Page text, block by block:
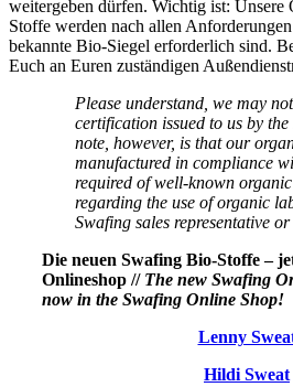
weitergeben dürfen. Wichtig ist: Unsere
Stoffe werden nach allen
bekannte Bio-Siegel erforderlich sind.
Euch an Euren zuständigen
Please understand, we may
certification issued to us by
note, however, is that our
manufactured in compliance
required of well-known
regarding the use of organic
Swafing sales representative
Die neuen Swafing Bio-Stoffe –
Onlineshop // The new Swafing
now in the Swafing Online Shop!
Lenny
Hildi Sweat